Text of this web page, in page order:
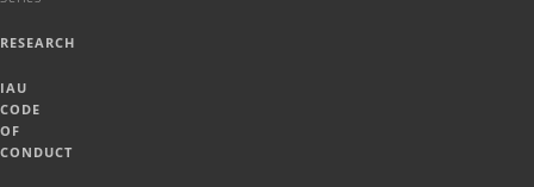
RESEARCH
IAU
CODE
OF
CONDUCT